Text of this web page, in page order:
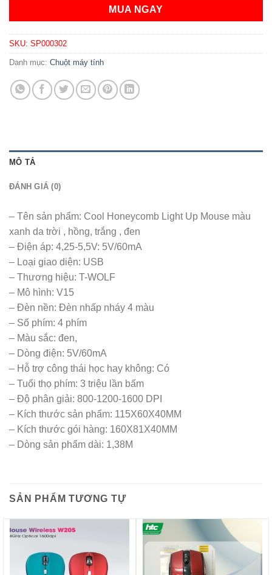
MUA NGAY
SKU: SP000302
Danh mục: Chuột máy tính
MÔ TẢ
ĐÁNH GIÁ (0)
– Tên sản phẩm: Cool Honeycomb Light Up Mouse màu
xanh da trời , hồng, trắng , đen
– Điện áp: 4,25-5,5V: 5V/60mA
– Loại giao diện: USB
– Thương hiệu: T-WOLF
– Mô hình: V15
– Đèn nền: Đèn nhấp nháy 4 màu
– Số phím: 4 phím
– Màu sắc: đen,
– Dòng điện: 5V/60mA
– Hỗ trợ công thái học hay không: Có
– Tuổi thọ phím: 3 triệu lần bấm
– Độ phân giải: 800-1200-1600 DPI
– Kích thước sản phẩm: 115X60X40MM
– Kích thước gói hàng: 160X81X40MM
– Dòng sản phẩm dài: 1,38M
SẢN PHẨM TƯƠNG TỰ